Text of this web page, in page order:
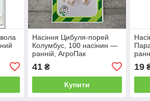
Насіння Цибуля-порей
Колумбус, 100 насінин —
ранній, АгроПак
41₴
Купити
19